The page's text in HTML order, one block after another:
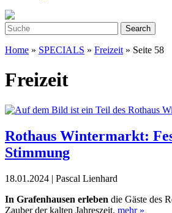
Home » SPECIALS » Freizeit » Seite 58
Freizeit
Rothaus Wintermarkt:
Stimmung
18.01.2024 | Pascal Lienhard
In Grafenhausen erleben die Gäste des
Zauber der kalten Jahreszeit. mehr »